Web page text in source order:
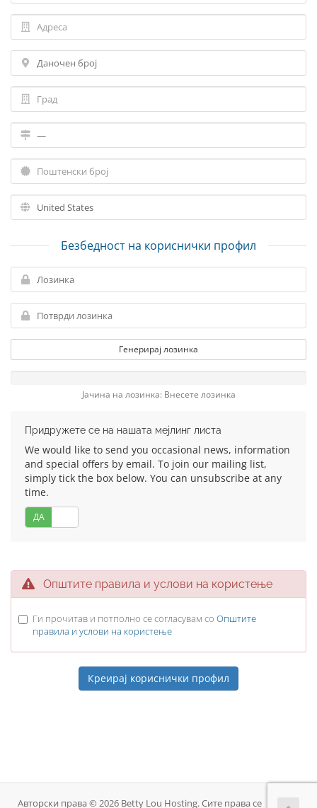
Безбедност на кориснички профил
Генерирај лозинка
Јачина на лозинка: Внесете лозинка
Придружете се на нашата мејлинг листа
We would like to send you occasional news, information
and special offers by email. To join our mailing list,
simply tick the box below. You can unsubscribe at any
time.
ДА
Општите правила и услови на користење
Ги прочитав и потполно се согласувам со Општите
правила и услови на користење
Авторски права © 2026 Betty Lou Hosting. Сите права се